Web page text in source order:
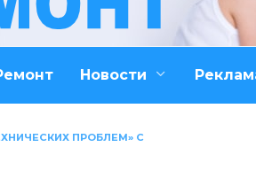
Новости
ПРОБЛЕМ» С